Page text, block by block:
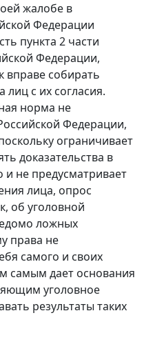
жалобе в
Федерации
пункта 2 части
Федерации,
вправе собирать
лиц с их согласия.
норма не
Федерации,
ограничивает
доказательства в
и не предусматривает
лица, опрос
об уголовной
ложных
права не
самого и своих
самым дает основания
уголовное
результаты таких